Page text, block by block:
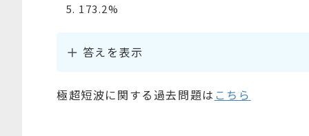
173.2%
答えを表示
極超短波に関する過去問題は こちら